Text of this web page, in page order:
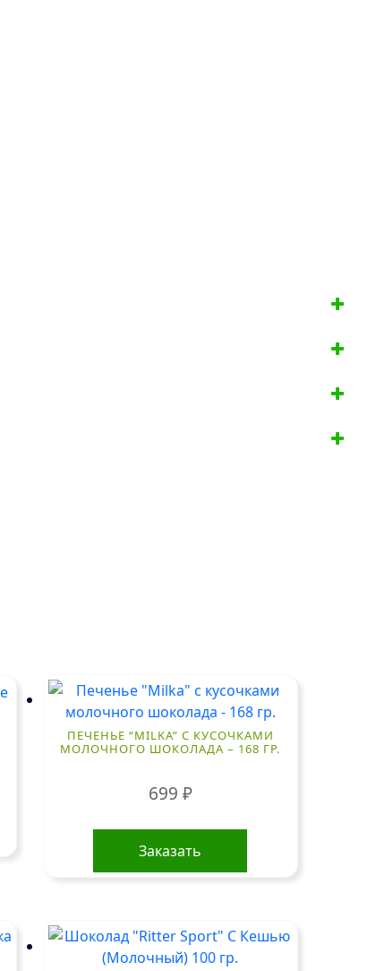
ПЕЧЕНЬЕ “MILKA” С КУСОЧКАМИ
МОЛОЧНОГО ШОКОЛАДА – 168 ГР.
699 ₽
Заказать